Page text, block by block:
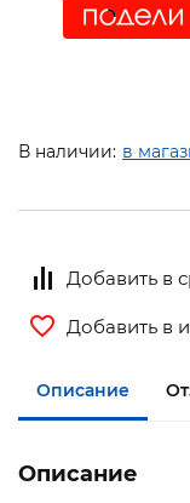
В наличии: в
Добавить в
Добавить в
Описание
Описание